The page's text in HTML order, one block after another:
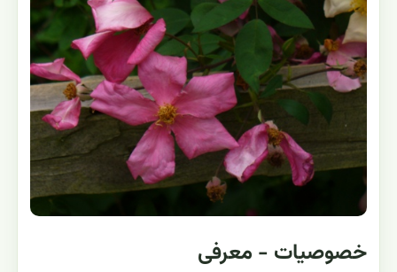
خصوصیات - معرفی